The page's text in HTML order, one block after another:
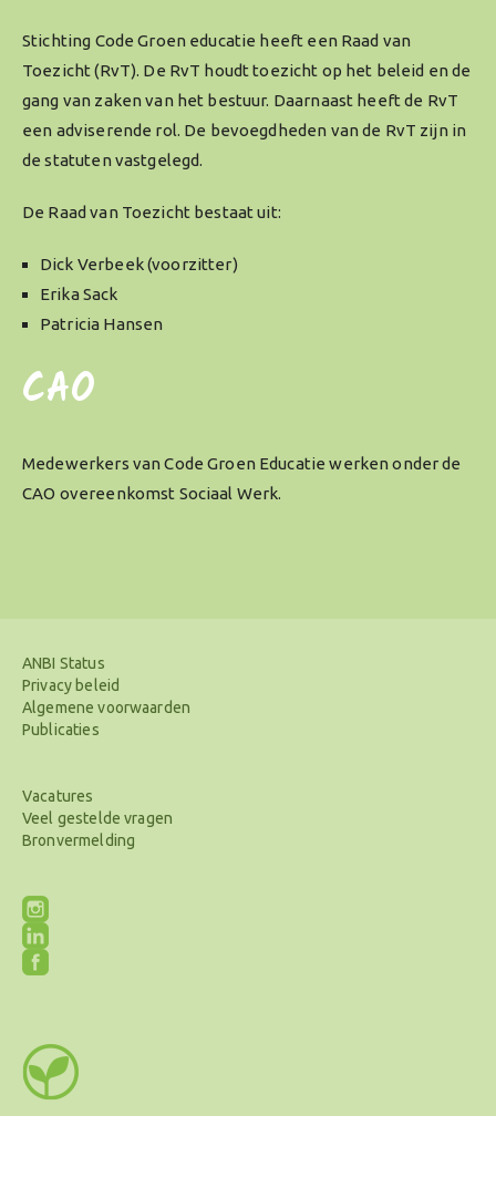
Stichting Code Groen educatie heeft een Raad van
Toezicht (RvT). De RvT houdt toezicht op het beleid en de
gang van zaken van het bestuur. Daarnaast heeft de RvT
een adviserende rol. De bevoegdheden van de RvT zijn in
de statuten vastgelegd.
De Raad van Toezicht bestaat uit:
Dick Verbeek (voorzitter)
Erika Sack
Patricia Hansen
CAO
Medewerkers van Code Groen Educatie werken onder de
CAO overeenkomst Sociaal Werk.
ANBI Status
Privacy beleid
Algemene voorwaarden
Publicaties
Vacatures
Veel gestelde vragen
Bronvermelding